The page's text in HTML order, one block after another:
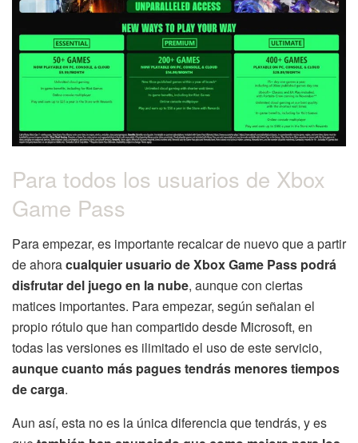
Para todos los usuarios de Xbox
Game Pass
Para empezar, es importante recalcar de nuevo que a partir
de ahoracualquier usuario de Xbox Game Pass podrá
disfrutar del juego en la nube, aunque con ciertas
matices importantes. Para empezar, según señalan el
propio rótulo que han compartido desde Microsoft, en
todas las versiones es ilimitado el uso de este servicio,
aunque cuanto más pagues tendrás menores tiempos
de carga.
Aun así, esta no es la única diferencia que tendrás, y es